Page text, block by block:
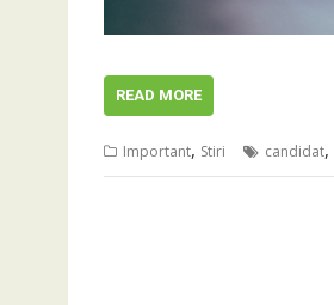
READ MORE
Important, Stiri candidat,